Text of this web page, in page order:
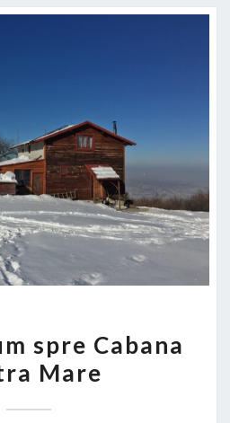
DRUM
SPRE
spre Cabana
Mare